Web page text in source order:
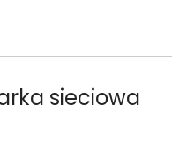
sieciowa